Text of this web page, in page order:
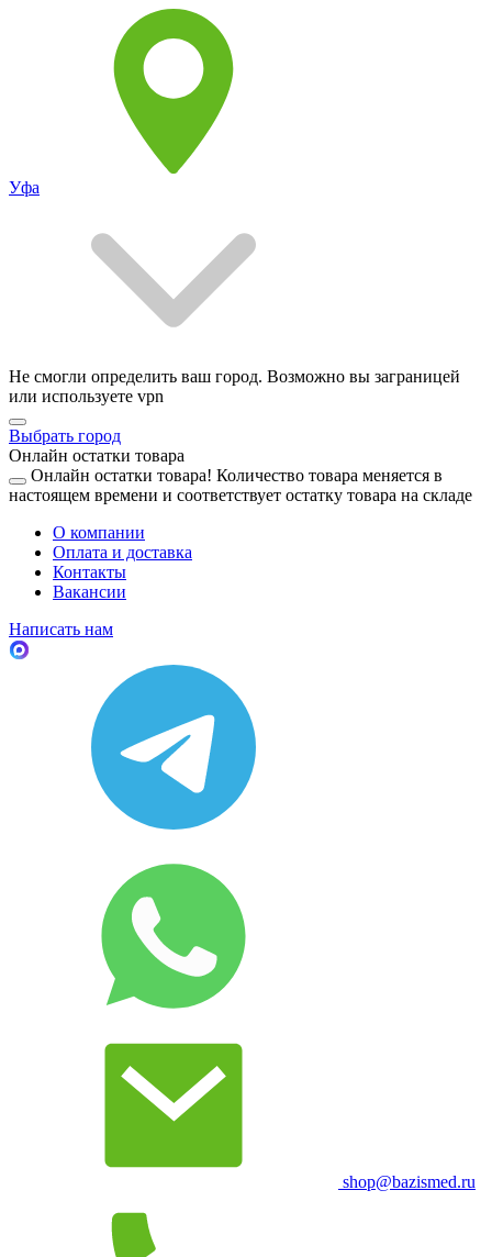
Уфа
Не смогли определить ваш город. Возможно вы заграницей
или используете vpn
Выбрать город
Онлайн остатки товара
Онлайн остатки товара! Количество товара меняется в
настоящем времени и соответствует остатку товара на складе
О компании
Оплата и доставка
Контакты
Вакансии
Написать нам
shop@bazismed.ru